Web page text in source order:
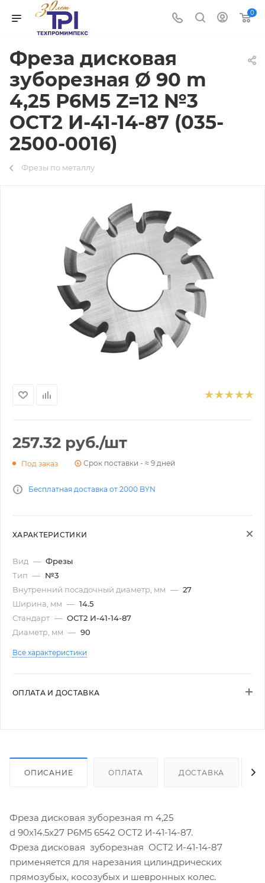
0
Фреза дисковая
зуборезная Ø 90 m
4,25 Р6М5 Z=12 №3
ОСТ2 И-41-14-87 (035-
2500-0016)
Фрезы по металлу
257.32 руб./шт
Под заказ Срок поставки - ≈ 9 дней
Бесплатная доставка от 2000 BYN
ХАРАКТЕРИСТИКИ
Вид — Фрезы
Тип — №3
Внутренний посадочный диаметр, мм — 27
Ширина, мм — 14.5
Стандарт — ОСТ2 И-41-14-87
Диаметр, мм — 90
Все характеристики
ОПЛАТА И ДОСТАВКА
ОПИСАНИЕ ОПЛАТА ДОСТАВКА
Фреза дисковая зуборезная m 4,25
d 90х14.5х27 Р6М5 6542 ОСТ2 И-41-14-87.
Фреза дисковая зуборезная ОСТ2 И-41-14-87
применяется для нарезания цилиндрических
прямозубых, косозубых и шевронных колес.